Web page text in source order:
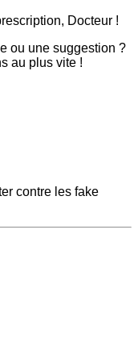
Docteur !
ou une suggestion ?
au plus vite !
contre les fake